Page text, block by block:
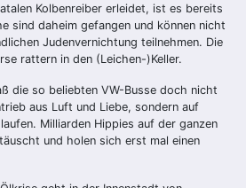
Kolbenreiber erleidet, ist es bereits
sind daheim gefangen und können nicht
Judenvernichtung teilnehmen. Die
rattern in den (Leichen-)Keller.
die so beliebten VW-Busse doch nicht
aus Luft und Liebe, sondern auf
Milliarden Hippies auf der ganzen
und holen sich erst mal einen